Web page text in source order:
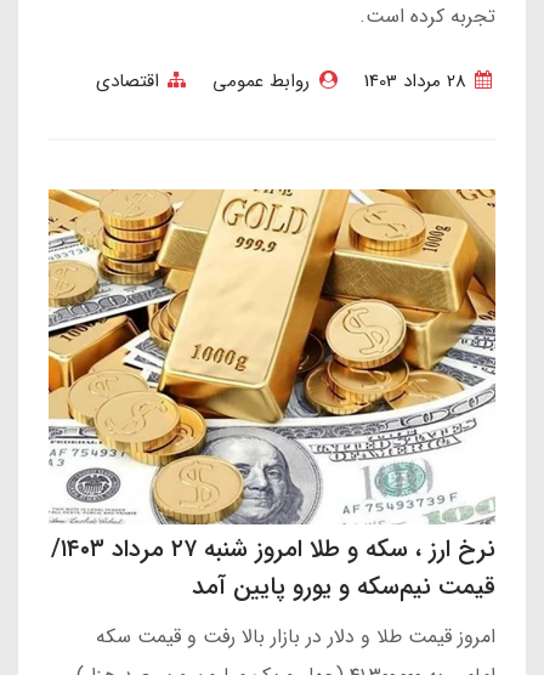
تجربه کرده است.
روابط عمومی اقتصادی
نرخ ارز ، سکه و طلا امروز شنبه ۲۷ مرداد ۱۴۰۳/
قیمت نیم‌سکه و یورو پایین آمد
امروز قیمت طلا و دلار در بازار بالا رفت و قیمت سکه